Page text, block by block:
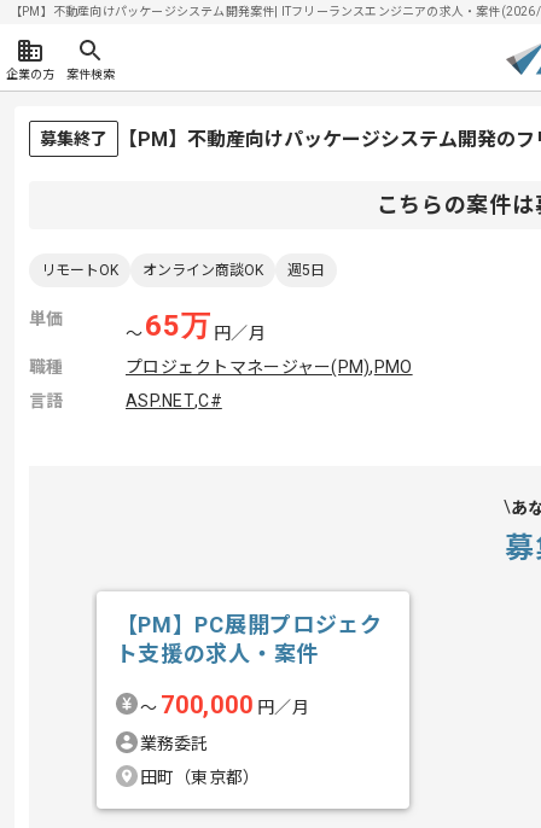
【PM】不動産向けパッケージシステム開発案件| ITフリーランスエンジニアの求人・案件
企業の方 案件検索
募集終了 【PM】不動産向けパッケージシステム開発の
こちらの案件
リモートOK オンライン商談OK 週5日
単価
〜65万 円／月
職種
プロジェクトマネージャー(PM), PMO
言語
ASP.NET,C#
あ
【PM】PC展開プロジェク
ト支援の求人・案件
〜 700,000 円／月
業務委託
田町（東京都）